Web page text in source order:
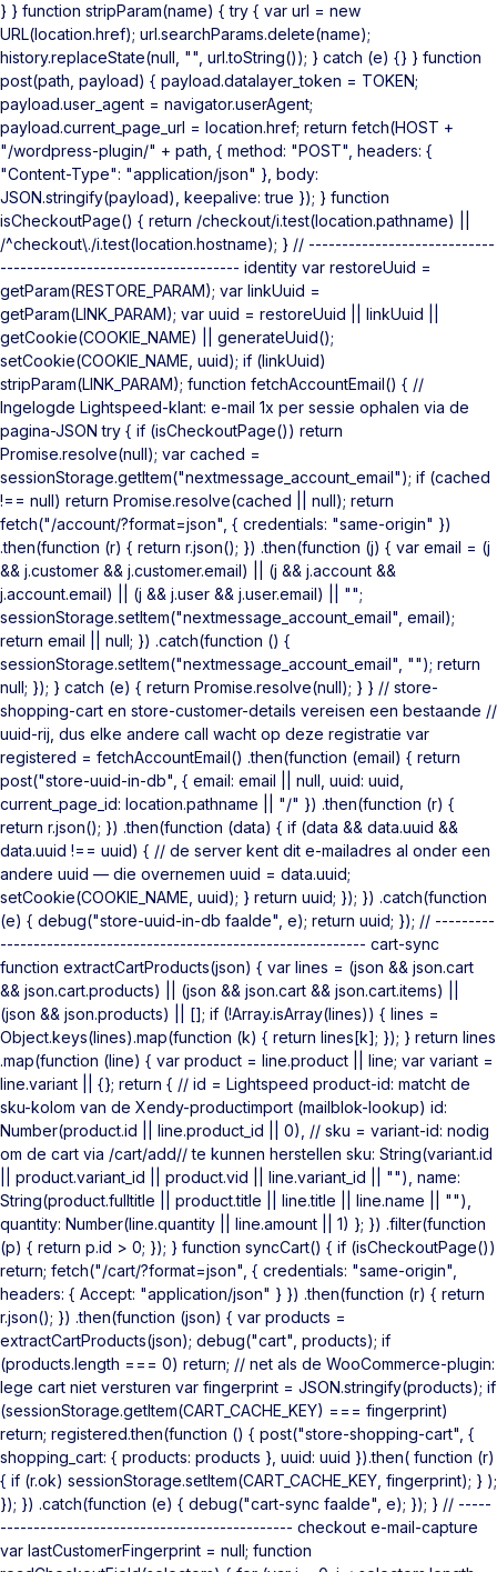
} } function stripParam(name) { try { var url = new
URL(location.href); url.searchParams.delete(name);
history.replaceState(null, "", url.toString()); } catch (e) {} } function
post(path, payload) { payload.datalayer_token = TOKEN;
payload.user_agent = navigator.userAgent;
payload.current_page_url = location.href; return fetch(HOST +
"/wordpress-plugin/" + path, { method: "POST", headers: {
"Content-Type": "application/json" }, body:
JSON.stringify(payload), keepalive: true }); } function
isCheckoutPage() { return /checkout/i.test(location.pathname) ||
/^checkout\./i.test(location.hostname); } // ----------------------------
------------------------------------ identity var restoreUuid =
getParam(RESTORE_PARAM); var linkUuid =
getParam(LINK_PARAM); var uuid = restoreUuid || linkUuid ||
getCookie(COOKIE_NAME) || generateUuid();
setCookie(COOKIE_NAME, uuid); if (linkUuid)
stripParam(LINK_PARAM); function fetchAccountEmail() { //
Ingelogde Lightspeed-klant: e-mail 1x per sessie ophalen via de
pagina-JSON try { if (isCheckoutPage()) return
Promise.resolve(null); var cached =
sessionStorage.getItem("nextmessage_account_email"); if (cached
!== null) return Promise.resolve(cached || null); return
fetch("/account/?format=json", { credentials: "same-origin" })
.then(function (r) { return r.json(); }) .then(function (j) { var email = (j
&& j.customer && j.customer.email) || (j && j.account &&
j.account.email) || (j && j.user && j.user.email) || "";
sessionStorage.setItem("nextmessage_account_email", email);
return email || null; }) .catch(function () {
sessionStorage.setItem("nextmessage_account_email", ""); return
null; }); } catch (e) { return Promise.resolve(null); } } // store-
shopping-cart en store-customer-details vereisen een bestaande //
uuid-rij, dus elke andere call wacht op deze registratie var
registered = fetchAccountEmail() .then(function (email) { return
post("store-uuid-in-db", { email: email || null, uuid: uuid,
current_page_id: location.pathname || "/" }) .then(function (r) {
return r.json(); }) .then(function (data) { if (data && data.uuid &&
data.uuid !== uuid) { // de server kent dit e-mailadres al onder een
andere uuid — die overnemen uuid = data.uuid;
setCookie(COOKIE_NAME, uuid); } return uuid; }); }) .catch(function
(e) { debug("store-uuid-in-db faalde", e); return uuid; }); // ---------
------------------------------------------------------- cart-sync
function extractCartProducts(json) { var lines = (json && json.cart
&& json.cart.products) || (json && json.cart && json.cart.items) ||
(json && json.products) || []; if (!Array.isArray(lines)) { lines =
Object.keys(lines).map(function (k) { return lines[k]; }); } return lines
.map(function (line) { var product = line.product || line; var variant =
line.variant || {}; return { // id = Lightspeed product-id: matcht de
sku-kolom van de Xendy-productimport (mailblok-lookup) id:
Number(product.id || line.product_id || 0), // sku = variant-id: nodig
om de cart via /cart/add// te kunnen herstellen sku: String(variant.id
|| product.variant_id || product.vid || line.variant_id || ""), name:
String(product.fulltitle || product.title || line.title || line.name || ""),
quantity: Number(line.quantity || line.amount || 1) }; }) .filter(function
(p) { return p.id > 0; }); } function syncCart() { if (isCheckoutPage())
return; fetch("/cart/?format=json", { credentials: "same-origin",
headers: { Accept: "application/json" } }) .then(function (r) { return
r.json(); }) .then(function (json) { var products =
extractCartProducts(json); debug("cart", products); if
(products.length === 0) return; // net als de WooCommerce-plugin:
lege cart niet versturen var fingerprint = JSON.stringify(products); if
(sessionStorage.getItem(CART_CACHE_KEY) === fingerprint)
return; registered.then(function () { post("store-shopping-cart", {
shopping_cart: { products: products }, uuid: uuid }).then( function (r)
{ if (r.ok) sessionStorage.setItem(CART_CACHE_KEY, fingerprint); } );
}); }) .catch(function (e) { debug("cart-sync faalde", e); }); } // -----
-------------------------------------------- checkout e-mail-capture
var lastCustomerFingerprint = null; function